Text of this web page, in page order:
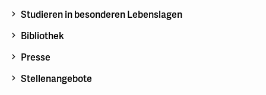
Studieren in besonderen Lebenslagen
Bibliothek
Presse
Stellenangebote